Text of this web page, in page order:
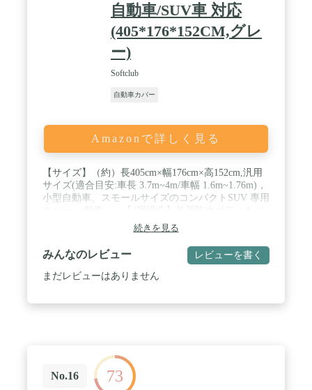
自動車/SUV車 対応
(405*176*152CM,グレ
ー)
Softclub
自動車カバー
Amazonで詳しく見る
【サイズ】（約）長405cm×幅176cm×高152cm,汎用
サイズ(適合目安:車長 3.7m~4m/車幅 1.6m~1.76m)，
小型自動車、スモールサイズのコンパクトSUV 專用
ー：環境にやさしい高密度不織布（重：160g/m2）
を使用します。これは防湿性があり、手触りが軽く
て柔らいです。中層：PPフィルムと二層高比重不織
布で，空気を通し、防水性能がもっと良いです。内
層：さらに柔らかい感触の裏起毛素材で、強風がボ
光、湿気、積雪、フロスティング、腐食、埃、汚
れ、擦り傷、 黄砂、高温、紫外線からご愛車を保護
します。オールシーズン、365日大切な愛車を守る
続きを見る
みんなのレビュー レビューを書く
まだレビューはありません
No.16 73